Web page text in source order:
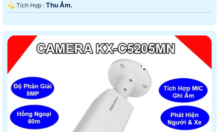
️💫 Tích Hợp : Thu Âm.